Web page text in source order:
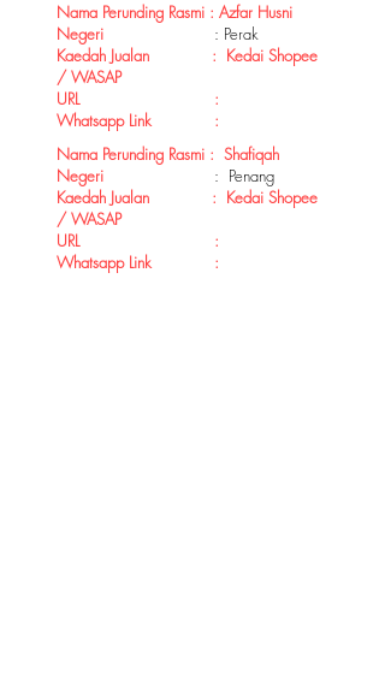
Nama Perunding Rasmi : Azfar Husni
Negeri
: Perak
Kaedah Jualan : Kedai Shopee
/ WASAP
URL :
Whatsapp Link :
Nama Perunding Rasmi : Shafiqah
Negeri
: Penang
Kaedah Jualan : Kedai Shopee
/ WASAP
URL :
Whatsapp Link :